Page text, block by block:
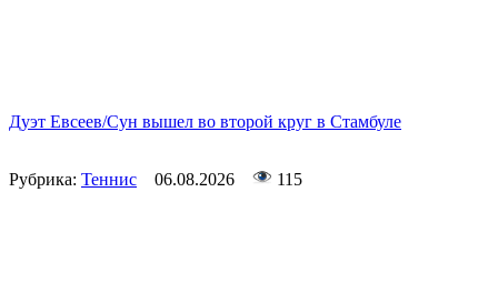
Дуэт Евсеев/Сун вышел во второй круг в Стамбуле
Рубрика: Теннис 06.08.2026 115